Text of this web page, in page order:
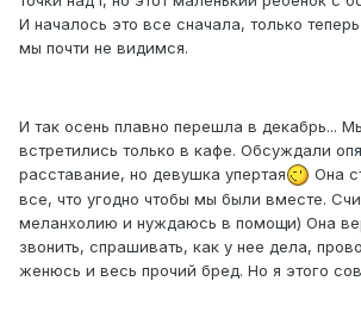
И началось это все сначала, только
мы почти не видимся.
И так осень плавно перешла в декабрь...
встретились только в кафе. Обсуждали
расставание, но девушка упертая
Она
все, что угодно чтобы мы были вместе.
меланхолию и нуждаюсь в помощи) Она
звонить, спрашивать, как у нее дела,
женюсь и весь прочий бред. Но я этого